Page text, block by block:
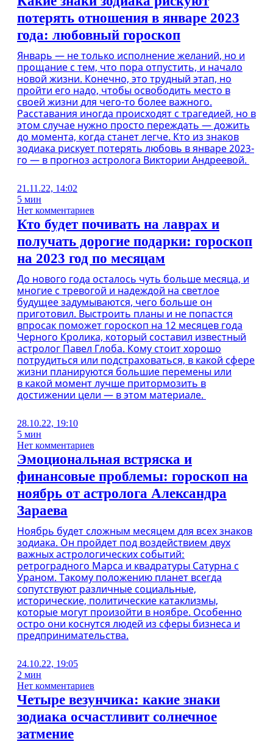
потерять отношения в январе 2023
года: любовный гороскоп
Январь — не только исполнение желаний, но и
прощание с тем, что пора отпустить, и начало
новой жизни. Конечно, это трудный этап, но
пройти его надо, чтобы освободить место в
своей жизни для чего-то более важного.
Расставания иногда происходят с трагедией, но в
этом случае нужно просто переждать — дожить
до момента, когда станет легче. Кто из знаков
зодиака рискует потерять любовь в январе 2023-
го — в прогноз астролога Виктории Андреевой.
21.11.22, 14:02
5 мин
Нет комментариев
Кто будет почивать на лаврах и
получать дорогие подарки: гороскоп
на 2023 год по месяцам
До нового года осталось чуть больше месяца, и
многие с тревогой и надеждой на светлое
будущее задумываются, чего больше он
приготовил. Выстроить планы и не попастся
впросак поможет гороскоп на 12 месяцев года
Черного Кролика, который составил известный
астролог Павел Глоба. Кому стоит хорошо
потрудиться или подстраховаться, в какой сфере
жизни планируются большие перемены или
в какой момент лучше притормозить в
достижении цели — в этом материале.
28.10.22, 19:10
5 мин
Нет комментариев
Эмоциональная встряска и
финансовые проблемы: гороскоп на
ноябрь от астролога Александра
Зараева
Ноябрь будет сложным месяцем для всех знаков
зодиака. Он пройдет под воздействием двух
важных астрологических событий:
ретроградного Марса и квадратуры Сатурна с
Ураном. Такому положению планет всегда
сопутствуют различные социальные,
исторические, политические катаклизмы,
которые могут произойти в ноябре. Особенно
остро они коснутся людей из сферы бизнеса и
предпринимательства.
24.10.22, 19:05
2 мин
Нет комментариев
Четыре везунчика: какие знаки
зодиака осчастливит солнечное
затмение